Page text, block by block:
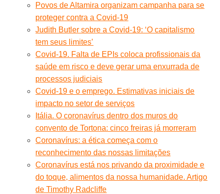
Povos de Altamira organizam campanha para se
proteger contra a Covid-19
Judith Butler sobre a Covid-19: ‘O capitalismo
tem seus limites’
Covid-19. Falta de EPIs coloca profissionais da
saúde em risco e deve gerar uma enxurrada de
processos judiciais
Covid-19 e o emprego. Estimativas iniciais de
impacto no setor de serviços
Itália. O coronavírus dentro dos muros do
convento de Tortona: cinco freiras já morreram
Coronavírus: a ética começa com o
reconhecimento das nossas limitações
Coronavírus está nos privando da proximidade e
do toque, alimentos da nossa humanidade. Artigo
de Timothy Radcliffe